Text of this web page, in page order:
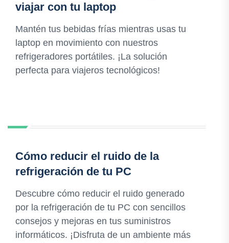
viajar con tu laptop
Mantén tus bebidas frías mientras usas tu
laptop en movimiento con nuestros
refrigeradores portátiles. ¡La solución
perfecta para viajeros tecnológicos!
Cómo reducir el ruido de la
refrigeración de tu PC
Descubre cómo reducir el ruido generado
por la refrigeración de tu PC con sencillos
consejos y mejoras en tus suministros
informáticos. ¡Disfruta de un ambiente más